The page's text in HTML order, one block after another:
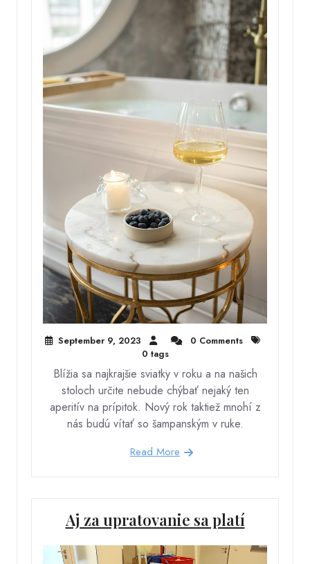
September 9, 2023
0 Comments
0 tags
Blížia sa najkrajšie sviatky v roku a na našich
stoloch určite nebude chýbať nejaký ten
aperitív na prípitok. Nový rok taktiež mnohí z
nás budú vítať so šampanským v ruke.
Read More
Aj za upratovanie sa platí